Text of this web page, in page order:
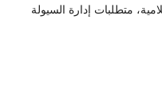
متطلبات إدارة السيولة